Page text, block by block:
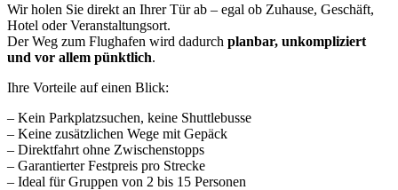
Wir holen Sie direkt an Ihrer Tür ab – egal ob Zuhause, Geschäft,
Hotel oder Veranstaltungsort.
Der Weg zum Flughafen wird dadurch planbar, unkompliziert
und vor allem pünktlich.
Ihre Vorteile auf einen Blick:
– Kein Parkplatzsuchen, keine Shuttlebusse
– Keine zusätzlichen Wege mit Gepäck
– Direktfahrt ohne Zwischenstopps
– Garantierter Festpreis pro Strecke
– Ideal für Gruppen von 2 bis 15 Personen